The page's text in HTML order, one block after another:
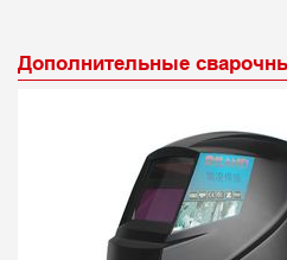
Дополнительные